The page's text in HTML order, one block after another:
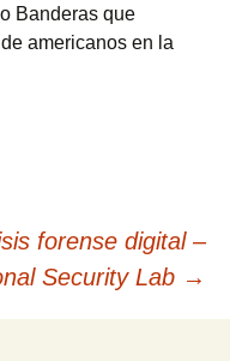
Banderas que
americanos en la
forense digital –
Security Lab →